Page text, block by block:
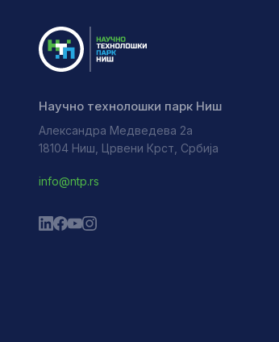
Научно технолошки парк Ниш
Александра Медведева 2а
18104 Ниш, Црвени Крст, Србија
info@ntp.rs